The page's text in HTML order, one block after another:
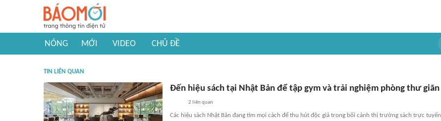
NÓNG MỚI VIDEO CHỦ ĐỀ
TIN LIÊN QUAN
Đến hiệu sách tại Nhật Bản để tập gym và trải nghiệm phòng thư giãn
2 liên quan
Các hiệu sách Nhật Bản đang tìm mọi cách để thu hút độc giả trong bối cảnh thị trường sách trực tuyến